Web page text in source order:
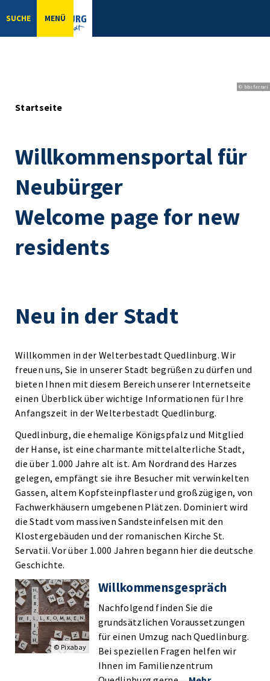
SUCHE MENÜ
© bbsferrari
Startseite
Willkommensportal für
Neubürger
Welcome page for new
residents
Neu in der Stadt
Willkommen in der Welterbestadt Quedlinburg. Wir
freuen uns, Sie in unserer Stadt begrüßen zu dürfen und
bieten Ihnen mit diesem Bereich unserer Internetseite
einen Überblick über wichtige Informationen für Ihre
Anfangszeit in der Welterbestadt Quedlinburg.
Quedlinburg, die ehemalige Königspfalz und Mitglied
der Hanse, ist eine charmante mittelalterliche Stadt,
die über 1.000 Jahre alt ist. Am Nordrand des Harzes
gelegen, empfängt sie ihre Besucher mit verwinkelten
Gassen, altem Kopfsteinpflaster und großzügigen, von
Fachwerkhäusern umgebenen Plätzen. Dominiert wird
die Stadt vom massiven Sandsteinfelsen mit den
Klostergebäuden und der romanischen Kirche St.
Servatii. Vor über 1.000 Jahren begann hier die deutsche
Geschichte.
Willkommensgespräch
Nachfolgend finden Sie die
grundsätzlichen Voraussetzungen
für einen Umzug nach Quedlinburg.
Bei speziellen Fragen helfen wir
Ihnen im Familienzentrum
© Pixabay